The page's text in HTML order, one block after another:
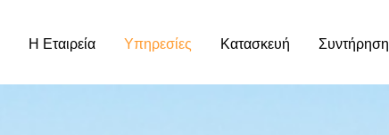
Η Εταιρεία Υπηρεσίες Κατασκευή Συντήρηση